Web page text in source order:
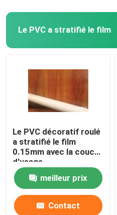
Produits
Visite d'usine
Contrôle de la qualité
Le PVC a stratifié le film
Le PVC décoratif roulé
a stratifié le film
0.15mm avec la couche
d'usage
meilleur prix
Contact